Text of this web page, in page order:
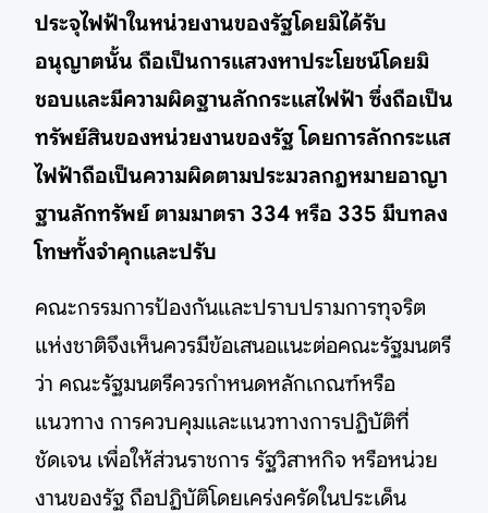
ประจุไฟฟ้าในหน่วยงานของรัฐโดยมิได้รับ
อนุญาตนั้น ถือเป็นการแสวงหาประโยชน์โดยมิ
ชอบและมีความผิดฐานลักกระแสไฟฟ้า ซึ่งถือเป็น
ทรัพย์สินของหน่วยงานของรัฐ โดยการลักกระแส
ไฟฟ้าถือเป็นความผิดตามประมวลกฎหมายอาญา
ฐานลักทรัพย์ ตามมาตรา 334 หรือ 335 มีบทลง
โทษทั้งจําคุกและปรับ
คณะกรรมการป้องกันและปราบปรามการทุจริต
แห่งชาติจึงเห็นควรมีข้อเสนอแนะต่อคณะรัฐมนตรี
ว่า คณะรัฐมนตรีควรกําหนดหลักเกณฑ์หรือ
แนวทาง การควบคุมและแนวทางการปฏิบัติที่
ชัดเจน เพื่อให้ส่วนราชการ รัฐวิสาหกิจ หรือหน่วย
งานของรัฐ ถือปฏิบัติโดยเคร่งครัดในประเด็น